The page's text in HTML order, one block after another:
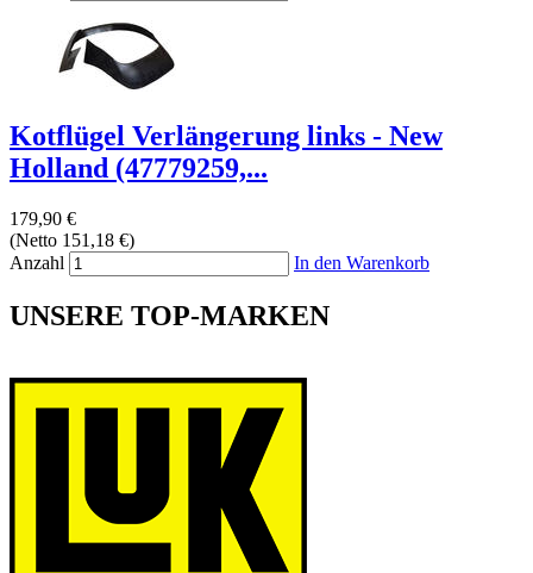
Kotflügel Verlängerung links - New
Holland (47779259,...
179,90 €
(Netto 151,18 €)
Anzahl
In den Warenkorb
UNSERE TOP-MARKEN